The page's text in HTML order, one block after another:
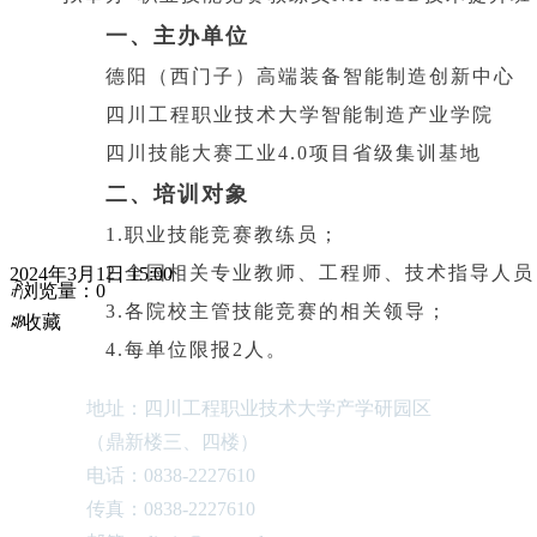
一、主办单位
德阳（西门子）高端装备智能制造创新中心
四川工程职业技术大学智能制造产业学院
四川技能大赛工业4.0项目省级集训基地
二、培训对象
1.职业技能竞赛教练员；
2.全国相关专业教师、工程师、技术指导人员
3.各院校主管技能竞赛的相关领导；
4.每单位限报2人。
1.培训时间：2024年3月10日至3月15日（
到，3月15日下午培训结束，3月16日返程。
2.培训地点：四川工程职业技术大学（四川
2024年3月1日 15:00
ꄘ浏览量： 0
ꄀ收藏
地址：四川工程职业技术大学产学研园区
（鼎新楼三、四楼）
电话：0838-2227610
传真：0838-2227610